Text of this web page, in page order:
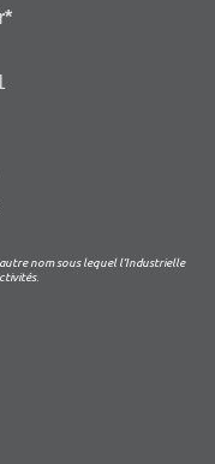
nom sous lequel l’Industrielle